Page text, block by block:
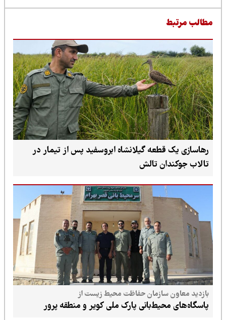
مرتبط
رهاسازی یک قطعه گیلانشاه ابروسفید پس از تیمار در
تالاب جوکندان تالش
بازدید معاون سازمان حفاظت محیط زیست از
پاسگاه‌های محیط‌بانی پارک ملی کویر و منطقه پرور